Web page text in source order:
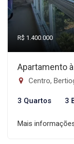
R$ 1.400.000
Apartamento
Centro,
3 Quartos 3
Mais